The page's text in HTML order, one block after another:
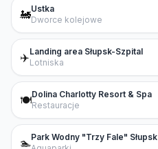
🚂Ustka
Dworce kolejowe
✈️Landing area Słupsk-Szpital
Lotniska
🍽️Dolina Charlotty Resort & Spa
Restauracje
🏊Park Wodny "Trzy Fale" Słupsk